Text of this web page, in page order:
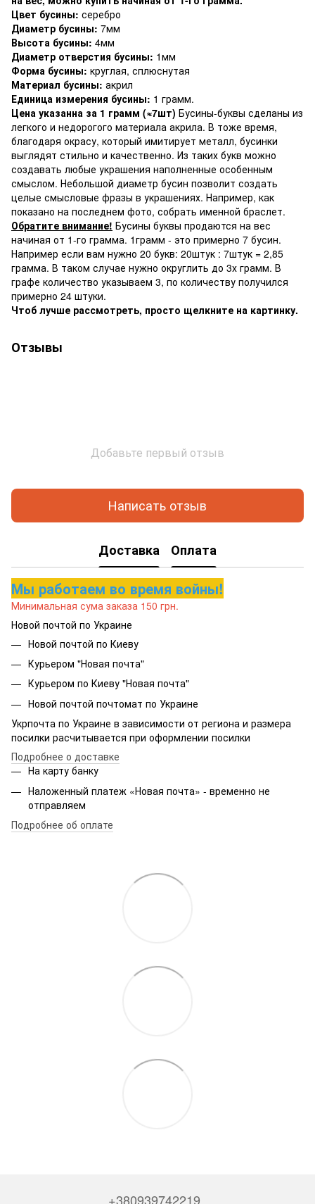
Цвет бусины: серебро
Диаметр бусины: 7мм
Высота бусины: 4мм
Диаметр отверстия бусины: 1мм
Форма бусины: круглая, сплюснутая
Материал бусины: акрил
Единица измерения бусины: 1 грамм.
Цена указанна за 1 грамм (≈7шт) Бусины-буквы сделаны из
легкого и недорогого материала акрила. В тоже время,
благодаря окрасу, который имитирует металл, бусинки
выглядят стильно и качественно. Из таких букв можно
создавать любые украшения наполненные особенным
смыслом. Небольшой диаметр бусин позволит создать
целые смысловые фразы в украшениях. Например, как
показано на последнем фото, собрать именной браслет.
Обратите внимание! Бусины буквы продаются на вес
начиная от 1-го грамма. 1грамм - это примерно 7 бусин.
Например если вам нужно 20 букв: 20штук : 7штук = 2,85
грамма. В таком случае нужно округлить до 3х грамм. В
графе количество указываем 3, по количеству получился
примерно 24 штуки.
Чтоб лучше рассмотреть, просто щелкните на картинку.
Отзывы
Добавьте первый отзыв
Написать отзыв
Доставка Оплата
Мы работаем во время войны!
Минимальная сума заказа 150 грн.
Новой почтой по Украине
Новой почтой по Киеву
Курьером "Новая почта"
Курьером по Киеву "Новая почта"
Новой почтой почтомат по Украине
Укрпочта по Украине в зависимости от региона и размера
посилки расчитывается при оформлении посилки
Подробнее о доставке
На карту банку
Наложенный платеж «Новая почта» - временно не
отправляем
Подробнее об оплате
+380939742219